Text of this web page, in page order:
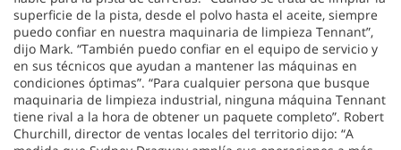
superficie de la pista, desde el polvo hasta el aceite, siempre
puedo confiar en nuestra maquinaria de limpieza Tennant”,
dijo Mark. “También puedo confiar en el equipo de servicio y
en sus técnicos que ayudan a mantener las máquinas en
condiciones óptimas”. “Para cualquier persona que busque
maquinaria de limpieza industrial, ninguna máquina Tennant
tiene rival a la hora de obtener un paquete completo”. Robert
Churchill, director de ventas locales del territorio dijo: “A